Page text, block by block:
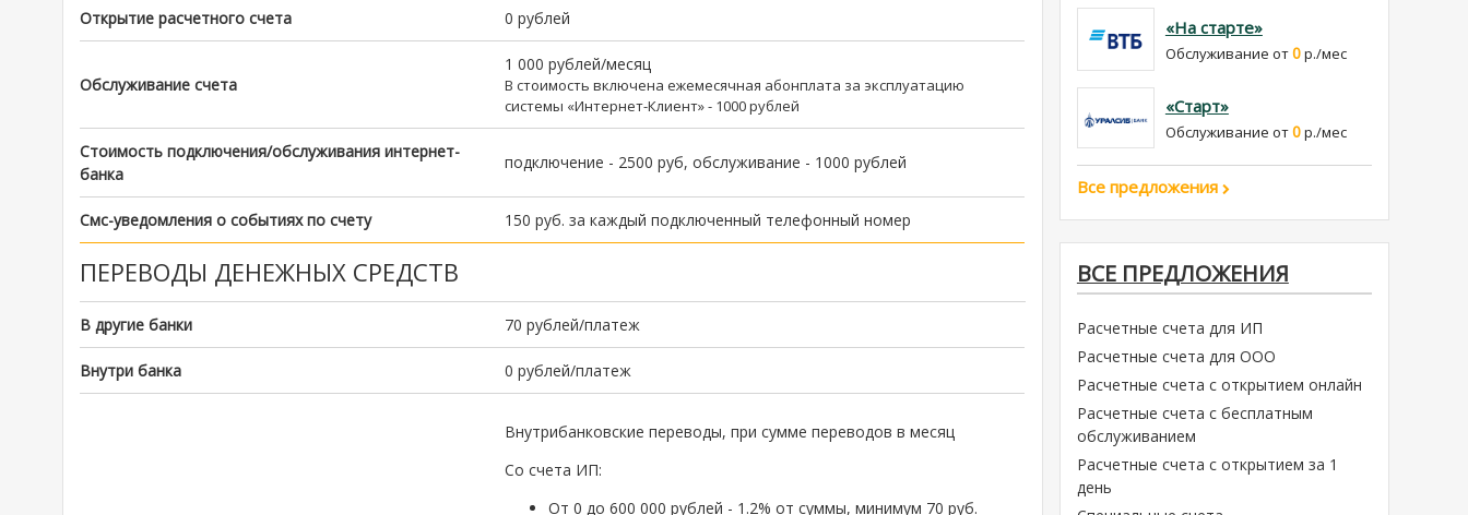
Открытие расчетного счета 0 рублей
Обслуживание счета
1 000 рублей/месяц
В стоимость включена ежемесячная абонплата за эксплуатацию
системы «Интернет-Клиент» - 1000 рублей
Стоимость подключения/обслуживания интернет-
банка
подключение - 2500 руб, обслуживание - 1000 рублей
Смс-уведомления о событиях по счету 150 руб. за каждый подключенный телефонный номер
ПЕРЕВОДЫ ДЕНЕЖНЫХ СРЕДСТВ
В другие банки 70 рублей/платеж
Внутри банка 0 рублей/платеж
Внутрибанковские переводы, при сумме переводов в месяц
Со счета ИП:
От 0 до 600 000 рублей - 1.2% от суммы, минимум 70 руб.
«На старте»
Обслуживание от0р./мес
«Старт»
Обслуживание от0р./мес
Все предложения
ВСЕ ПРЕДЛОЖЕНИЯ
Расчетные счета для ИП
Расчетные счета для ООО
Расчетные счета с открытием онлайн
Расчетные счета с бесплатным
обслуживанием
Расчетные счета с открытием за 1
день